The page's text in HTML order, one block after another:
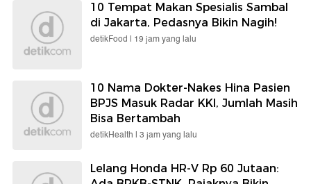
10 Tempat Makan Spesialis Sambal
di Jakarta, Pedasnya Bikin Nagih!
detikFood | 19 jam yang lalu
10 Nama Dokter-Nakes Hina Pasien
BPJS Masuk Radar KKI, Jumlah Masih
Bisa Bertambah
detikHealth | 3 jam yang lalu
Lelang Honda HR-V Rp 60 Jutaan: